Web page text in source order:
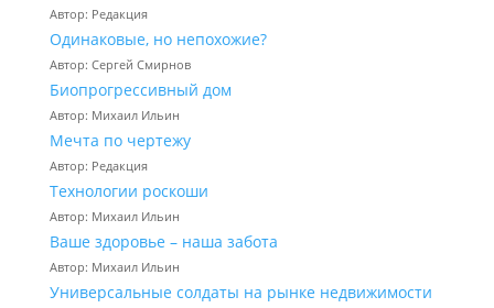
Автор: Редакция
Одинаковые, но непохожие?
Автор: Сергей Смирнов
Биопрогрессивный дом
Автор: Михаил Ильин
Мечта по чертежу
Автор: Редакция
Технологии роскоши
Автор: Михаил Ильин
Ваше здоровье – наша забота
Автор: Михаил Ильин
Универсальные солдаты на рынке недвижимости